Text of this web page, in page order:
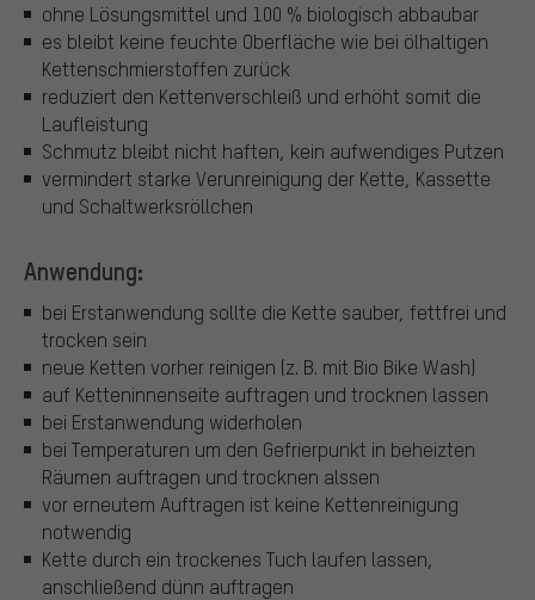
ohne Lösungsmittel und 100 % biologisch abbaubar
es bleibt keine feuchte Oberfläche wie bei ölhaltigen
Kettenschmierstoffen zurück
reduziert den Kettenverschleiß und erhöht somit die
Laufleistung
Schmutz bleibt nicht haften, kein aufwendiges Putzen
vermindert starke Verunreinigung der Kette, Kassette
und Schaltwerksröllchen
Anwendung:
bei Erstanwendung sollte die Kette sauber, fettfrei und
trocken sein
neue Ketten vorher reinigen (z. B. mit Bio Bike Wash)
auf Ketteninnenseite auftragen und trocknen lassen
bei Erstanwendung widerholen
bei Temperaturen um den Gefrierpunkt in beheizten
Räumen auftragen und trocknen alssen
vor erneutem Auftragen ist keine Kettenreinigung
notwendig
Kette durch ein trockenes Tuch laufen lassen,
anschließend dünn auftragen